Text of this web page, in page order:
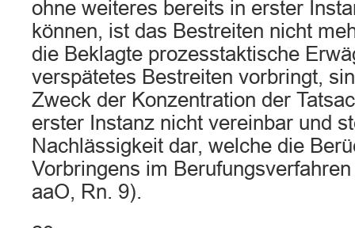
ohne weiteres bereits in erster
können, ist das Bestreiten nicht
die Beklagte prozesstaktische
verspätetes Bestreiten vorbringt,
Zweck der Konzentration der
erster Instanz nicht vereinbar und
Nachlässigkeit dar, welche die
Vorbringens im
aaO, Rn. 9).